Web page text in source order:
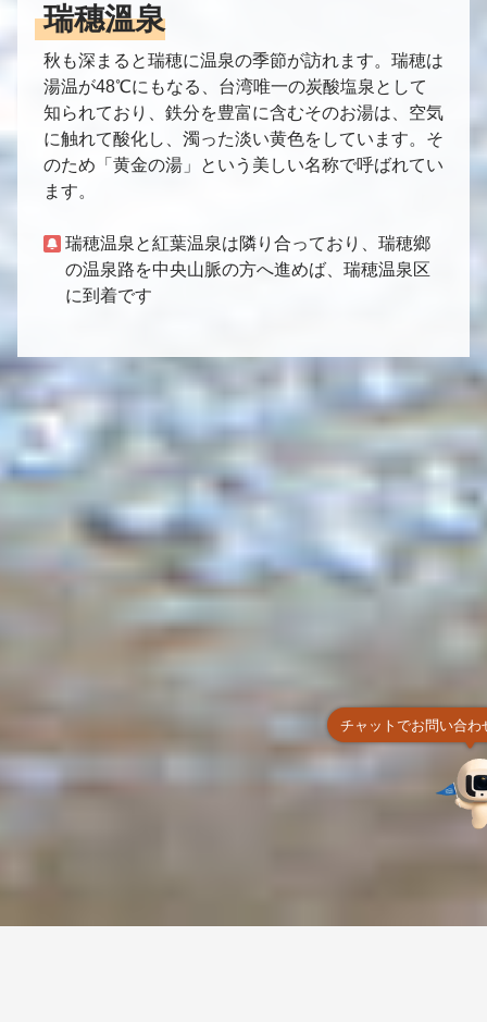
瑞穗溫泉
秋も深まると瑞穂に温泉の季節が訪れます。瑞穂は
湯温が48℃にもなる、台湾唯一の炭酸塩泉として
知られており、鉄分を豊富に含むそのお湯は、空気
に触れて酸化し、濁った淡い黄色をしています。そ
のため「黄金の湯」という美しい名称で呼ばれてい
ます。
瑞穂温泉と紅葉温泉は隣り合っており、瑞穂鄉
の温泉路を中央山脈の方へ進めば、瑞穂温泉区
に到着です
チャットでお問い合わ